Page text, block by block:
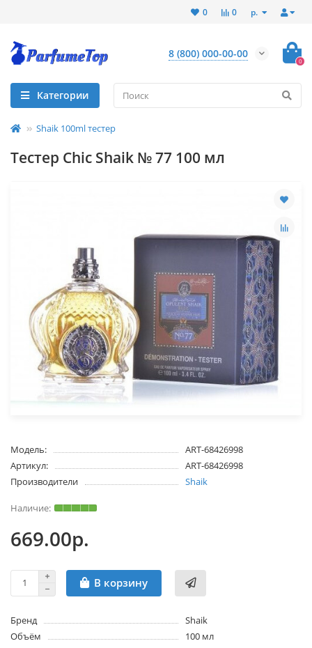
р.
0
0
8 (800) 000-00-00
0
Категории
Shaik 100ml тестер
Тестер Chic Shaik № 77 100 мл
Модель:
ART-68426998
Артикул:
ART-68426998
Производители
Shaik
669.00р.
В корзину
Бренд
Shaik
Объём
100 мл